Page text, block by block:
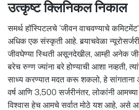
उत्कृष्ट क्लिनिकल निकाल
समर्थ हॉस्पिटलचे ‘जीवन वाचवण्याचे कमिटमेंट’
अधिक एक संस्कृती आहे. बर्‍याचवेळा न्यूरोसर्जरी
जीवघेण्या स्थिती असूनदेखील, आम्ही अनेक
बरेच रुग्ण ज्यांना बरे होण्याची आशा नव्हती,
साध्य करण्यात मदत करू शकलो, हे सांगताना
वर्ष आणि 3,500 सर्जरीनंतर, लोकांनी
विश्वास हेच आमचे सर्वात मोठे यश आहे, असे